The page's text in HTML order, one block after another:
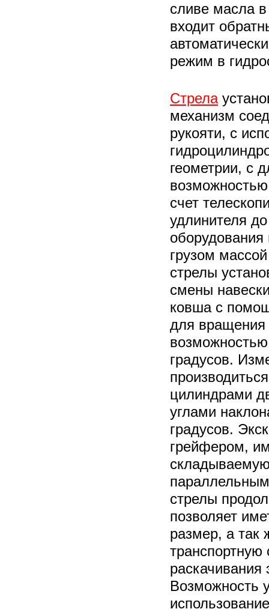
сливе масла
входит
режим в
Стрела
механизм
рукояти, с
геометрии, с
счет
удлинителя
оборудования
грузом
стрелы
смены
ковша с
для вращения
градусов.
цилиндрами
углами
градусов.
грейфером,
стрелы
позволяет
размер, а так
раскачивания
Возможность